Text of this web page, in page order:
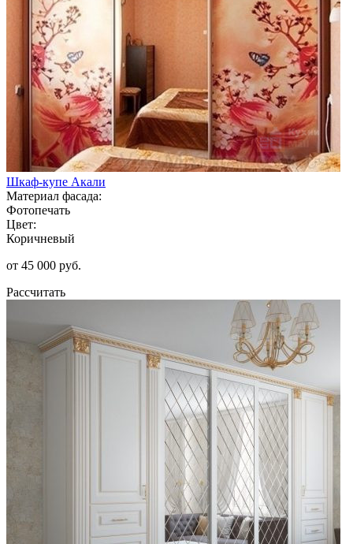
Шкаф-купе Акали
Материал фасада:
Фотопечать
Цвет:
Коричневый
от 45 000 руб.
Рассчитать